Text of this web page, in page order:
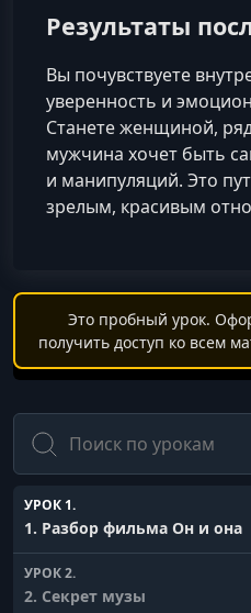
Результаты
Вы почувствуете
уверенность и
Станете женщиной,
мужчина хочет быть
и манипуляций. Это
зрелым, красивым
Это пробный урок.
получить доступ ко всем
Поиск
УРОК 1.
1. Разбор фильма Он и она
УРОК 2.
2. Секрет музы